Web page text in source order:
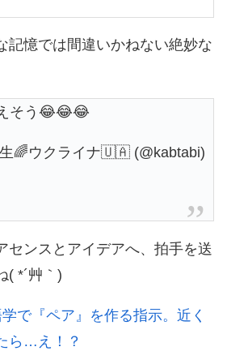
記憶では間違いかねない絶妙な
そう😂😂😂
🌈ウクライナ🇺🇦 (@kabtabi)
センスとアイデアへ、拍手を送
( *´艸｀)
で『ペア』を作る指示。近く
ら…え！？